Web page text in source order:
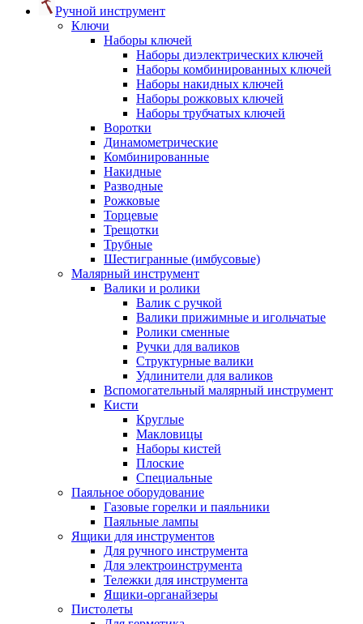
Ручной инструмент
Ключи
Наборы ключей
Наборы диэлектрических ключей
Наборы комбинированных ключей
Наборы накидных ключей
Наборы рожковых ключей
Наборы трубчатых ключей
Воротки
Динамометрические
Комбинированные
Накидные
Разводные
Рожковые
Торцевые
Трещотки
Трубные
Шестигранные (имбусовые)
Малярный инструмент
Валики и ролики
Валик с ручкой
Валики прижимные и игольчатые
Ролики сменные
Ручки для валиков
Структурные валики
Удлинители для валиков
Вспомогательный малярный инструмент
Кисти
Круглые
Макловицы
Наборы кистей
Плоские
Специальные
Паяльное оборудование
Газовые горелки и паяльники
Паяльные лампы
Ящики для инструментов
Для ручного инструмента
Для электроинструмента
Тележки для инструмента
Ящики-органайзеры
Пистолеты